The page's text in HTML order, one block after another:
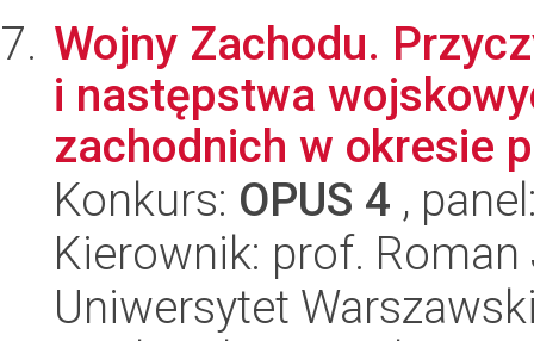
Wojny Zachodu.
i następstwa
zachodnich w okresie
Konkurs: OPUS 4 ,
Kierownik: prof.
Uniwersytet